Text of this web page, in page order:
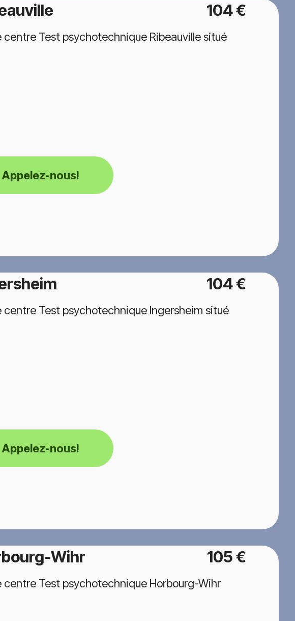
104 €
Test psychotechnique Ribeauville situé
Appelez-nous!
104 €
Test psychotechnique Ingersheim situé
Appelez-nous!
Wihr 105 €
Test psychotechnique Horbourg-Wihr